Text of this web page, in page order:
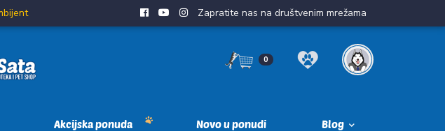
Zapratite nas na društvenim mrežama
0
Akcijska ponuda Novo u ponudi Blog